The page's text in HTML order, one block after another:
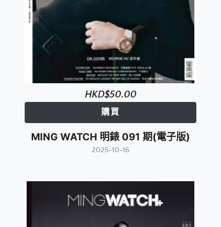
HKD$50.00
購買
MING WATCH 明錶 091 期(電子版)
2025-10-16